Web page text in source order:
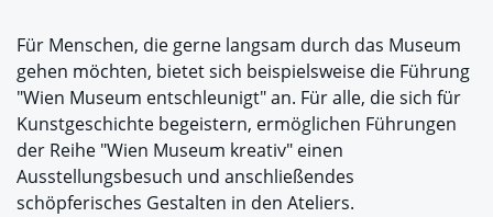
Für Menschen, die gerne langsam durch das Museum
gehen möchten, bietet sich beispielsweise die Führung
"Wien Museum entschleunigt" an. Für alle, die sich für
Kunstgeschichte begeistern, ermöglichen Führungen
der Reihe "Wien Museum kreativ" einen
Ausstellungsbesuch und anschließendes
schöpferisches Gestalten in den Ateliers.